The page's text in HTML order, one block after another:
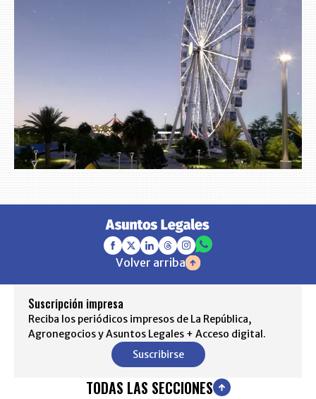
Volver arriba
Suscripción impresa
Reciba los periódicos impresos de La República,
Agronegocios y Asuntos Legales + Acceso digital.
Suscribirse
TODAS LAS SECCIONES